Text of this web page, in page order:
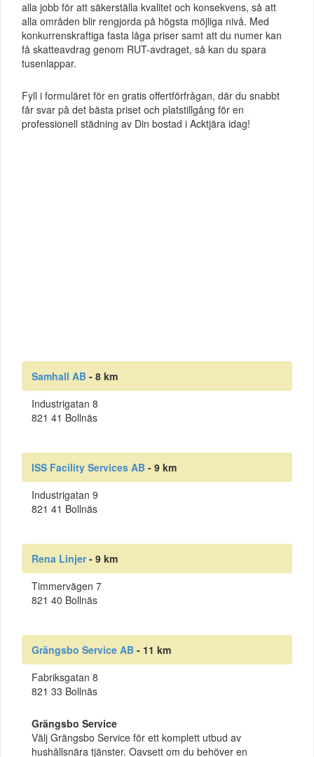
alla jobb för att säkerställa kvalitet och konsekvens, så att
alla områden blir rengjorda på högsta möjliga nivå. Med
konkurrenskraftiga fasta låga priser samt att du numer kan
få skatteavdrag genom RUT-avdraget, så kan du spara
tusenlappar.
Fyll i formuläret för en gratis offertförfrågan, där du snabbt
får svar på det bästa priset och platstillgång för en
professionell städning av Din bostad i Acktjära idag!
Samhall AB - 8 km
Industrigatan 8
821 41 Bollnäs
ISS Facility Services AB - 9 km
Industrigatan 9
821 41 Bollnäs
Rena Linjer- 9 km
Timmervägen 7
821 40 Bollnäs
Grängsbo Service AB - 11 km
Fabriksgatan 8
821 33 Bollnäs
Grängsbo Service
Välj Grängsbo Service för ett komplett utbud av
hushållsnära tjänster. Oavsett om du behöver en